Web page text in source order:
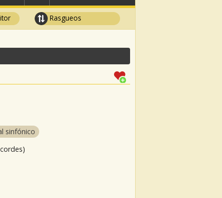
Rasgueos
sinfónico